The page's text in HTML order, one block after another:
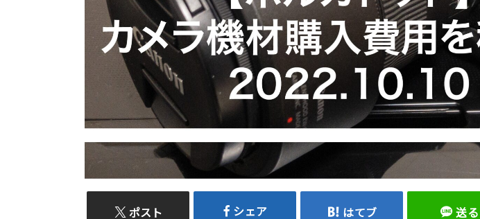
ポスト シェア はてブ 送る